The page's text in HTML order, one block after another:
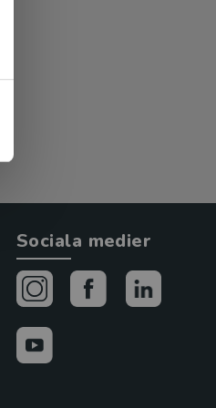
Sociala medier